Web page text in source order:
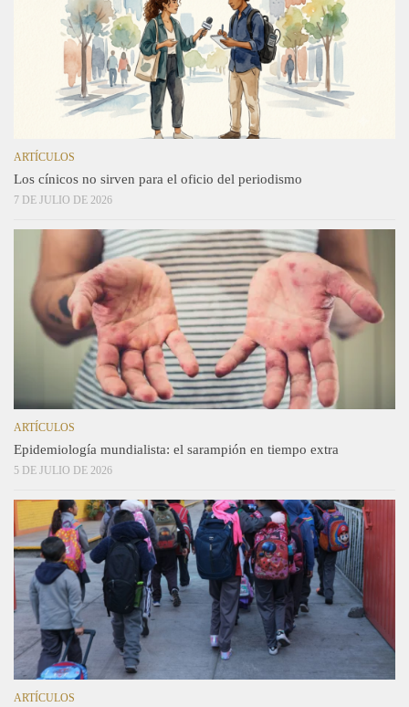
ARTÍCULOS
Los cínicos no sirven para el oficio del periodismo
7 DE JULIO DE 2026
ARTÍCULOS
Epidemiología mundialista: el sarampión en tiempo extra
5 DE JULIO DE 2026
ARTÍCULOS